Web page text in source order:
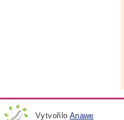
Vytvořilo Anawe